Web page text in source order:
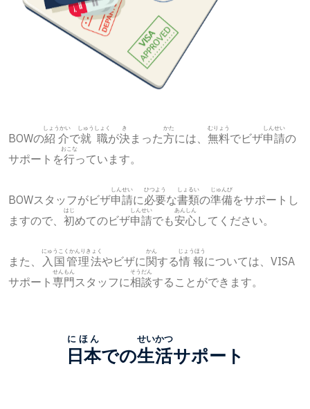
BOWの紹介
しょうかい
で就職
しゅうしょく
が決
き
まった方
かた
には、 無料
むりょう
でビザ申請
しんせい
の
サポートを行
おこな
っています。
BOWスタッフがビザ申請
しんせい
に必要
ひつよう
な書類
しょるい
の準備
じゅんび
をサポートし
ますので、 初
はじ
めてのビザ申請
しんせい
でも安心
あんしん
してください。
また、 入国管理法
にゅうこくかんりきょく
やビザに関
かん
する情報
じょうほう
については、VISA
サポート 専門
せんもん
スタッフに相談
そうだん
することができます。
日本
にほん
での生活
せいかつ
サポート